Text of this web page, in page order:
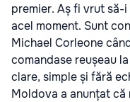
premier. Aș fi vrut să-
acel moment. Sunt
Michael Corleone
comandase reușeau
clare, simple și fără
Moldova a anunțat că